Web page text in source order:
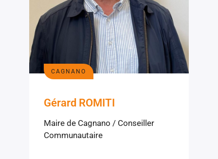
CAGNANO
Gérard ROMITI
Maire de Cagnano / Conseiller
Communautaire